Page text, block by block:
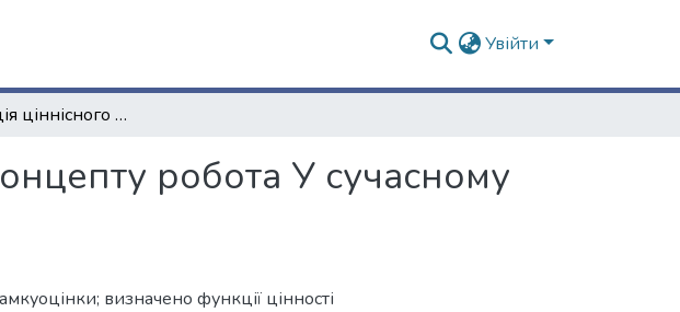
Увійти
Об’єктивація ціннісного потенціалу концепту робота У сучасному британському дискурсі
робота У сучасному
визначено функції цінності